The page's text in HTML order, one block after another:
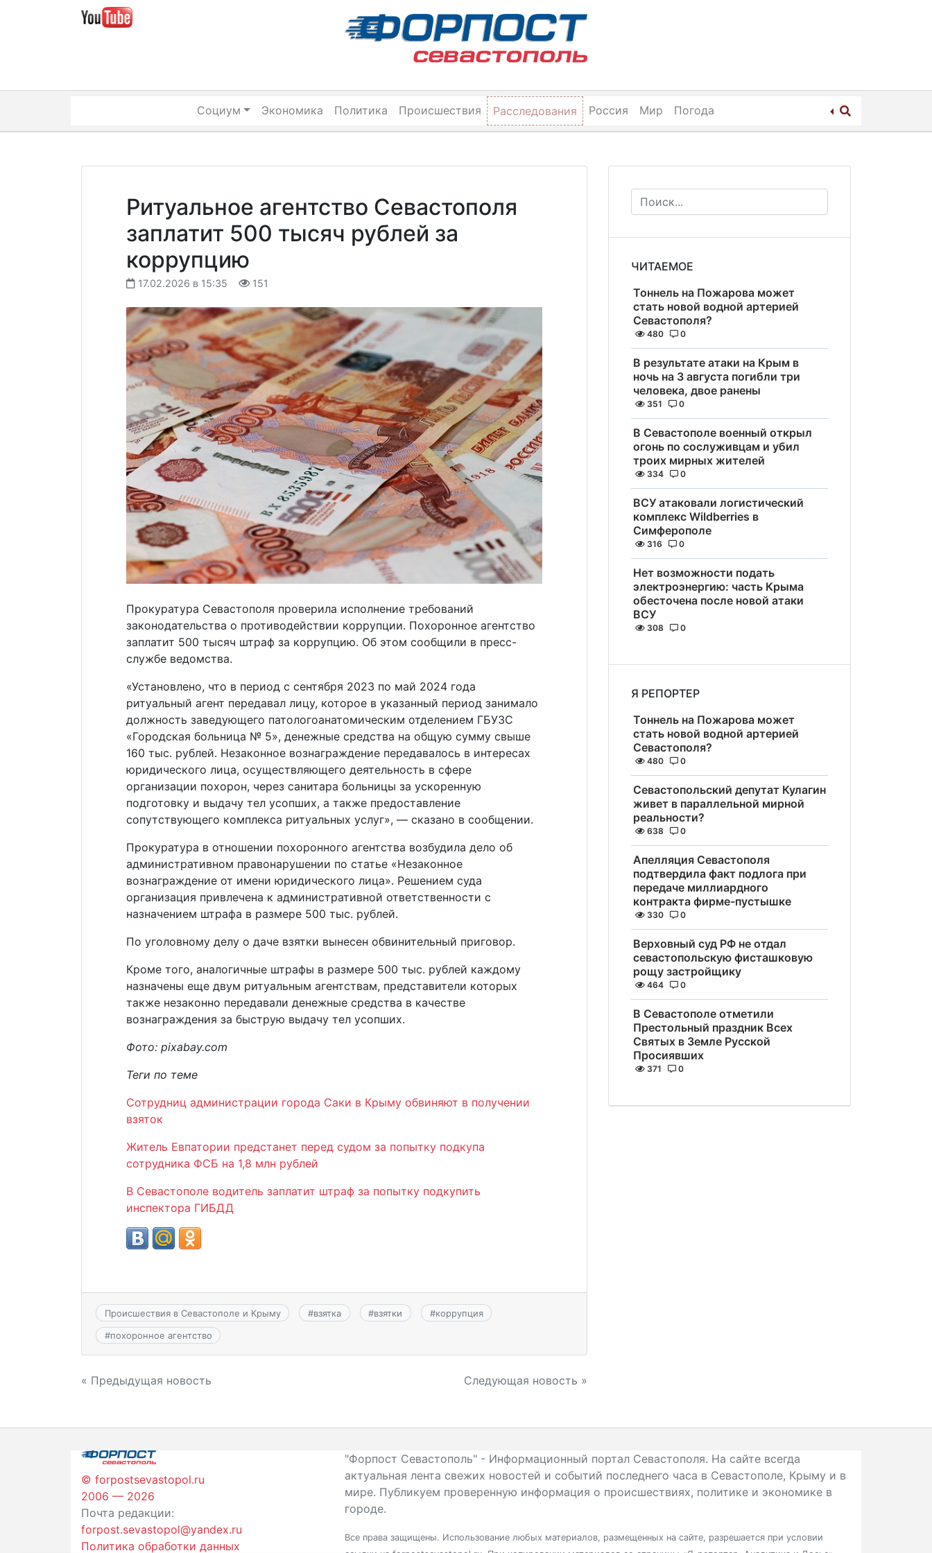
Социум Экономика Политика Происшествия Расследования Россия Мир Погода
Ритуальное агентство Севастополя
заплатит 500 тысяч рублей за
коррупцию
17.02.2026 в 15:35 151
Прокуратура Севастополя проверила исполнение требований
законодательства о противодействии коррупции. Похоронное агентство
заплатит 500 тысяч штраф за коррупцию. Об этом сообщили в пресс-
службе ведомства.
«Установлено, что в период с сентября 2023 по май 2024 года
ритуальный агент передавал лицу, которое в указанный период занимало
должность заведующего патологоанатомическим отделением ГБУЗС
«Городская больница № 5», денежные средства на общую сумму свыше
160 тыс. рублей. Незаконное вознаграждение передавалось в интересах
юридического лица, осуществляющего деятельность в сфере
организации похорон, через санитара больницы за ускоренную
подготовку и выдачу тел усопших, а также предоставление
сопутствующего комплекса ритуальных услуг», — сказано в сообщении.
Прокуратура в отношении похоронного агентства возбудила дело об
административном правонарушении по статье «Незаконное
вознаграждение от имени юридического лица». Решением суда
организация привлечена к административной ответственности с
назначением штрафа в размере 500 тыс. рублей.
По уголовному делу о даче взятки вынесен обвинительный приговор.
Кроме того, аналогичные штрафы в размере 500 тыс. рублей каждому
назначены еще двум ритуальным агентствам, представители которых
также незаконно передавали денежные средства в качестве
вознаграждения за быструю выдачу тел усопших.
Фото: pixabay.com
Теги по теме
Сотрудниц администрации города Саки в Крыму обвиняют в получении
взяток
Житель Евпатории предстанет перед судом за попытку подкупа
сотрудника ФСБ на 1,8 млн рублей
В Севастополе водитель заплатит штраф за попытку подкупить
инспектора ГИБДД
Происшествия в Севастополе и Крыму #взятка #взятки #коррупция
#похоронное агентство
Навигация
записям
« Предыдущая новость Следующая новость »
ЧИТАЕМОЕ
Тоннель на Пожарова может
стать новой водной артерией
Севастополя?
480 0
В результате атаки на Крым в
ночь на 3 августа погибли три
человека, двое ранены
351 0
В Севастополе военный открыл
огонь по сослуживцам и убил
троих мирных жителей
334 0
ВСУ атаковали логистический
комплекс Wildberries в
Симферополе
316 0
Нет возможности подать
электроэнергию: часть Крыма
обесточена после новой атаки
ВСУ
308 0
Я РЕПОРТЕР
Тоннель на Пожарова может
стать новой водной артерией
Севастополя?
480 0
Севастопольский депутат Кулагин
живет в параллельной мирной
реальности?
638 0
Апелляция Севастополя
подтвердила факт подлога при
передаче миллиардного
контракта фирме-пустышке
330 0
Верховный суд РФ не отдал
севастопольскую фисташковую
рощу застройщику
464 0
В Севастополе отметили
Престольный праздник Всех
Святых в Земле Русской
Просиявших
371 0
© forpostsevastopol.ru
2006 — 2026
Почта редакции:
forpost.sevastopol@yandex.ru
Политика обработки данных
"Форпост Севастополь" - Информационный портал Севастополя. На сайте всегда
актуальная лента свежих новостей и событий последнего часа в Севастополе, Крыму и в
мире. Публикуем проверенную информация о происшествиях, политике и экономике в
городе.
Все права защищены. Использование любых материалов, размещенных на сайте, разрешается при условии